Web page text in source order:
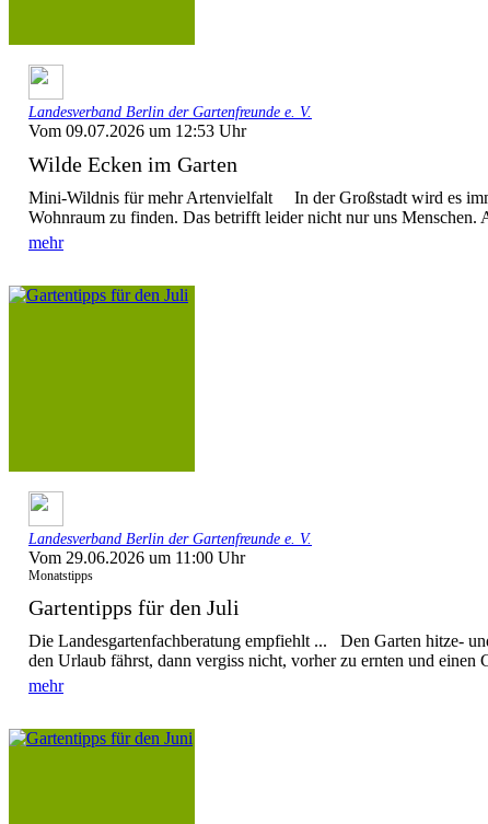
Landesverband Berlin der Gartenfreunde e. V.
Vom 09.07.2026 um 12:53 Uhr
Wilde Ecken im Garten
Mini-Wildnis für mehr Artenvielfalt In der Großstadt wird es
Wohnraum zu finden. Das betrifft leider nicht nur uns Menschen.
mehr
Landesverband Berlin der Gartenfreunde e. V.
Vom 29.06.2026 um 11:00 Uhr
Monatstipps
Gartentipps für den Juli
Die Landesgartenfachberatung empfiehlt ... Den Garten hitze-
den Urlaub fährst, dann vergiss nicht, vorher zu ernten und einen
mehr